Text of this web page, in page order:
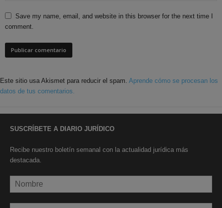
Save my name, email, and website in this browser for the next time I
comment.
Este sitio usa Akismet para reducir el spam. Aprende cómo se procesan los
datos de tus comentarios.
SUSCRÍBETE A DIARIO JURÍDICO
Recibe nuestro boletín semanal con la actualidad jurídica más
destacada.